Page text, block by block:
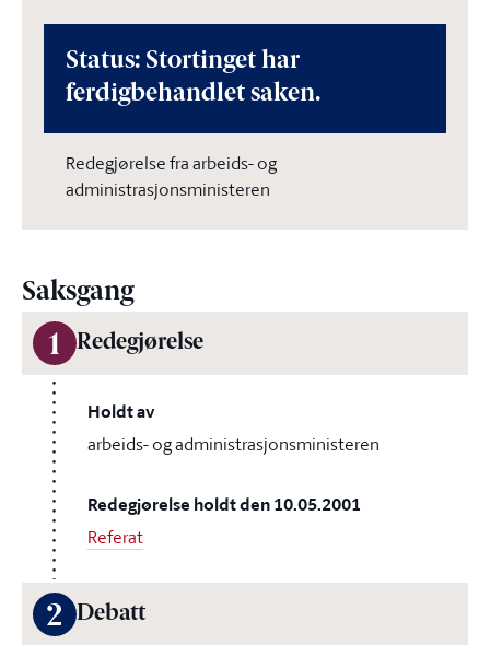
Status: Stortinget har
ferdigbehandlet saken.
Redegjørelse fra arbeids- og
administrasjonsministeren
Saksgang
1 Redegjørelse
Holdt av
arbeids- og administrasjonsministeren
Redegjørelse holdt den 10.05.2001
Referat
2 Debatt